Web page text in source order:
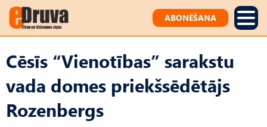
ABONĒŠANA
Cēsīs “Vienotības” sarakstu
vada domes priekšsēdētājs
Rozenbergs